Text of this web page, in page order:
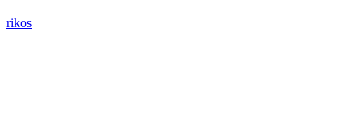
rikos